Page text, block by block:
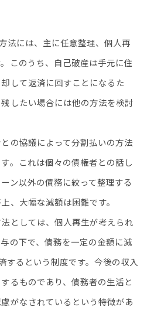
法には、主に任意整理、個人再
このうち、自己破産は手元に住
して返済に回すことになるた
したい場合には他の方法を検討
の協議によって分割払いの方法
。これは個々の債権者との話し
ン以外の債務に絞って整理する
、大幅な減額は困難です。
としては、個人再生が考えられ
の下で、債務を一定の金額に減
するという制度です。今後の収入
るものであり、債務者の生活と
がなされているという特徴があ